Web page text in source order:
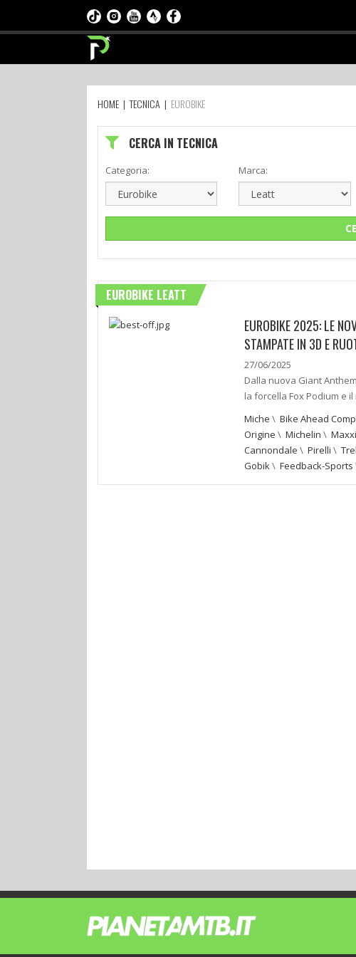
HOME |TECNICA | EUROBIKE
CERCA IN TECNICA
Categoria: Marca:
EUROBIKE LEATT
EUROBIKE 2025: LE
STAMPATE IN 3D E
27/06/2025
Dalla nuova Giant
la forcella Fox Podium e
Miche \ Bike Ahead
Origine \ Michelin \
Cannondale \ Pirelli \
Gobik \ Feedback-Sports